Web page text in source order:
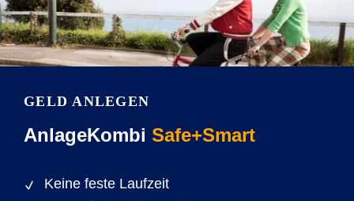
GELD ANLEGEN
AnlageKombi Safe+Smart
Keine feste Laufzeit